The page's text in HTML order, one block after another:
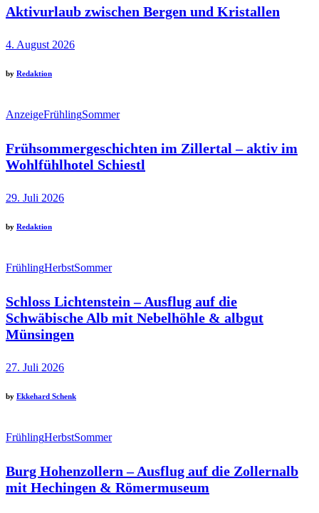
Aktivurlaub zwischen Bergen und Kristallen
4. August 2026
by Redaktion
AnzeigeFrühlingSommer
Frühsommergeschichten im Zillertal – aktiv im
Wohlfühlhotel Schiestl
29. Juli 2026
by Redaktion
FrühlingHerbstSommer
Schloss Lichtenstein – Ausflug auf die
Schwäbische Alb mit Nebelhöhle & albgut
Münsingen
27. Juli 2026
by Ekkehard Schenk
FrühlingHerbstSommer
Burg Hohenzollern – Ausflug auf die Zollernalb
mit Hechingen & Römermuseum